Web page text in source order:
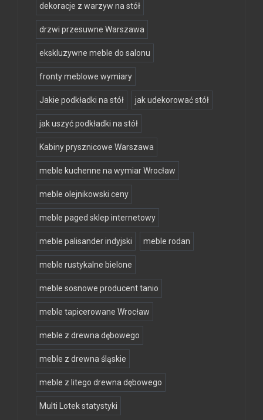
dekoracje z warzyw na stół
drzwi przesuwne Warszawa
ekskluzywne meble do salonu
fronty meblowe wymiary
Jakie podkładki na stół jak udekorować stół
jak uszyć podkładki na stół
Kabiny prysznicowe Warszawa
meble kuchenne na wymiar Wrocław
meble olejnikowski ceny
meble paged sklep internetowy
meble palisander indyjski meble rodan
meble rustykalne bielone
meble sosnowe producent tanio
meble tapicerowane Wrocław
meble z drewna dębowego
meble z drewna śląskie
meble z litego drewna dębowego
Multi Lotek statystyki